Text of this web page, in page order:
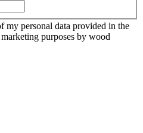
my personal data provided in the
purposes by wood